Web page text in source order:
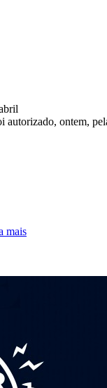
ontem,
mais